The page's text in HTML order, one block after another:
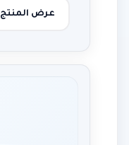
عرض المنتج